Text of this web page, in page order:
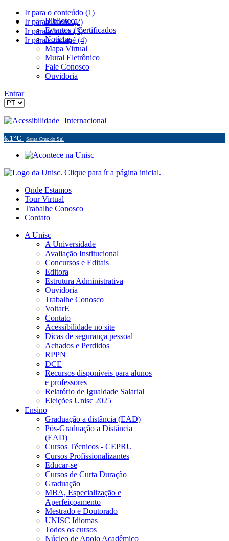
Ir para o conteúdo (1)
Ir para o menu (2)
Ir para a busca (3)
Ir para o rodapé (4)
Biblioteca
Eventos / Certificados
Notícias
Mapa Virtual
Mural Eletrônico
Fale Conosco
Ouvidoria
Entrar
Acessibilidade Internacional
6.1°C Santa Cruz do Sul
Onde Estamos
Tour Virtual
Trabalhe Conosco
Contato
A Unisc
A Universidade
Avaliação Institucional
Concursos e Editais
Editora
Estrutura Administrativa
Ouvidoria
Trabalhe Conosco
VoltarE
Contato
Acessibilidade no site
Dicas de segurança pessoal
Achados e Perdidos
RPPN
DCE
Recursos disponíveis para alunos
e professores
Relatório de Igualdade Salarial
Eleições Unisc 2025
Ensino
Graduação a distância (EAD)
Pós-Graduação a Distância
(EAD)
Cursos Técnicos - CEPRU
Cursos Profissionalizantes
Educar-se
Cursos de Curta Duração
Graduação
MBA, Especialização e
Aperfeiçoamento
Mestrado e Doutorado
UNISC Idiomas
Todos os cursos
Núcleo de Apoio Acadêmico